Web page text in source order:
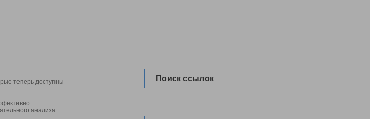
теперь доступны
анализа.
Поиск ссылок